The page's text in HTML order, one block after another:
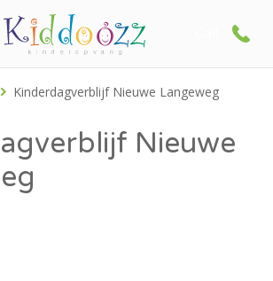
Kinderdagverblijf Nieuwe Langeweg
Nieuwe